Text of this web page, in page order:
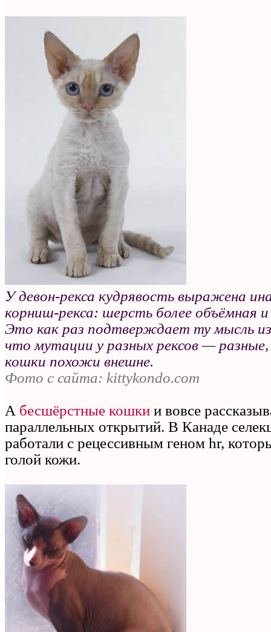
У девон-рекса кудрявость выражена
корниш-рекса: шерсть более объёмная
Это как раз подтверждает ту мысль
что мутации у разных рексов —
кошки похожи внешне.
Фото с сайта: kittykondo.com
А бесшёрстные кошки и вовсе
параллельных открытий. В Канаде
работали с рецессивным геном hr,
голой кожи.